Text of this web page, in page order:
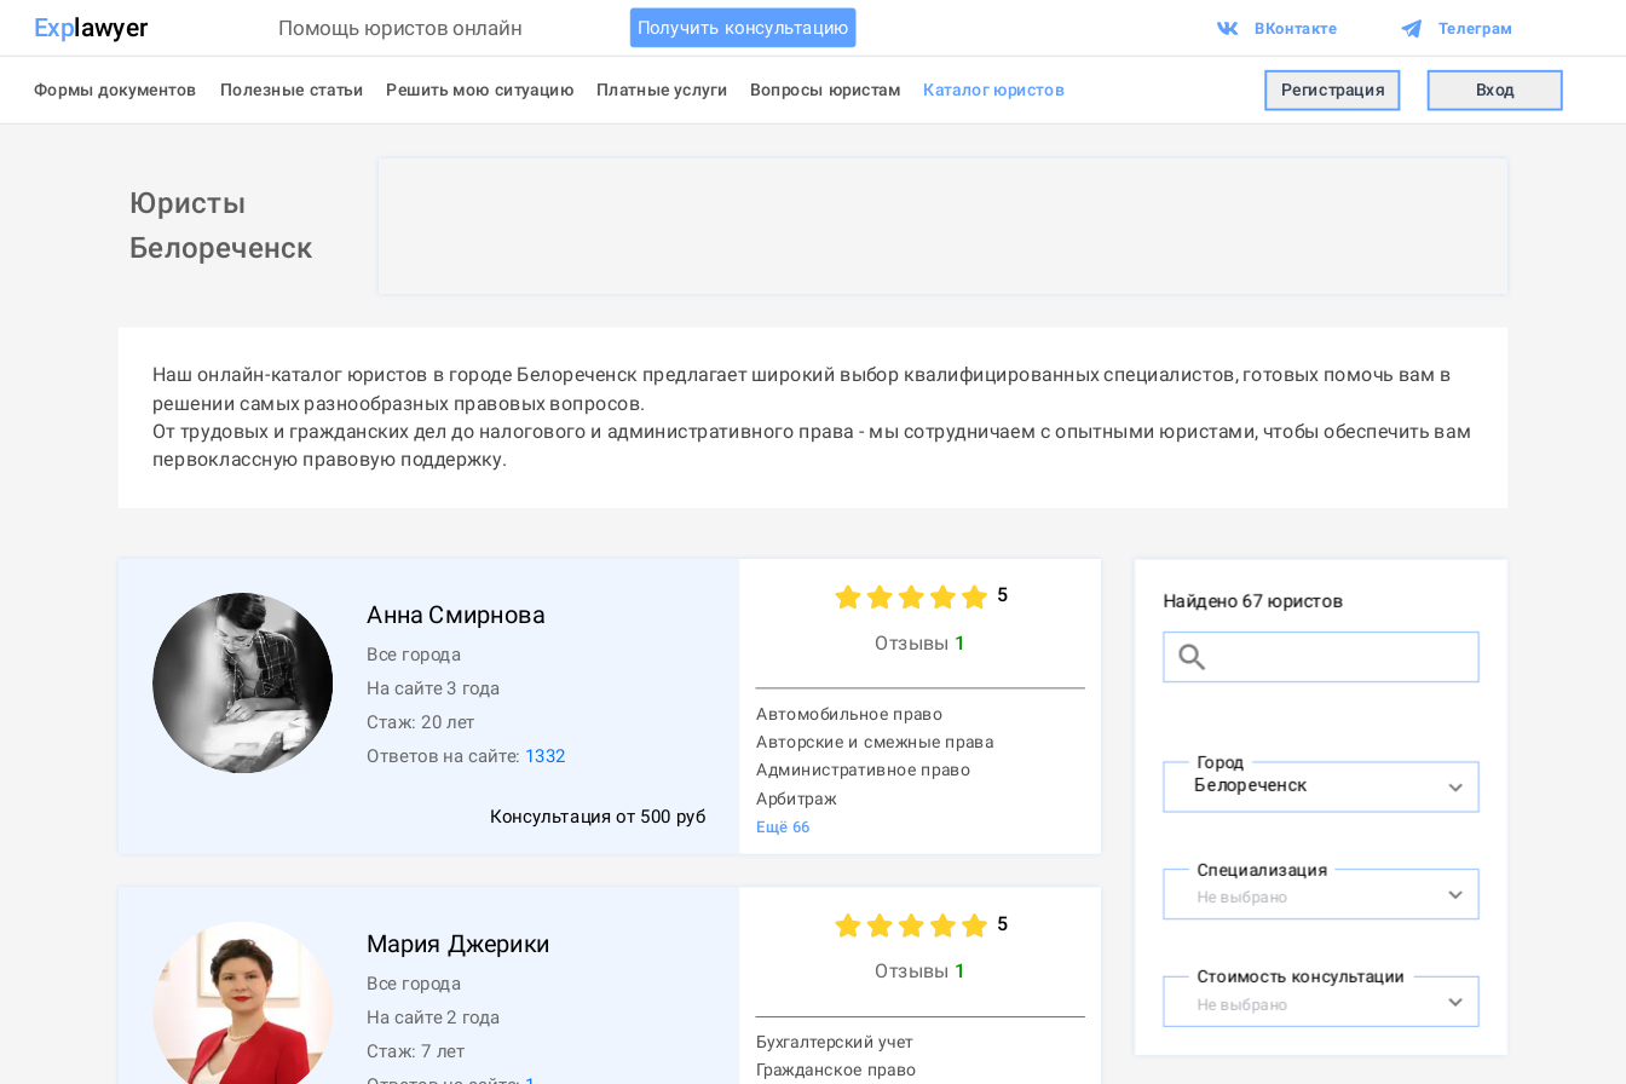
Explawyer Помощь юристов онлайн Получить консультацию ВКонтакте Телеграм
Формы документов Полезные статьи Решить мою ситуацию Платные услуги Вопросы юристам Каталог юристов Регистрация Вход
Юристы
Белореченск
Наш онлайн-каталог юристов в городе Белореченск предлагает широкий выбор квалифицированных специалистов, готовых помочь вам в
решении самых разнообразных правовых вопросов.
От трудовых и гражданских дел до налогового и административного права - мы сотрудничаем с опытными юристами, чтобы обеспечить вам
первоклассную правовую поддержку.
Анна Смирнова
Все города
На сайте 3 года
Стаж: 20 лет
Ответов на сайте: 1332
Консультация от 500 руб
5
Отзывы 1
Автомобильное право
Авторские и смежные права
Административное право
Арбитраж
Ещё 66
Мария Джерики
Все города
На сайте 2 года
Стаж:7 лет
5
Отзывы 1
Бухгалтерский учет
Гражданское право
Найдено 67 юристов
Город
Специализация
Не выбрано
Стоимость консультации
Не выбрано